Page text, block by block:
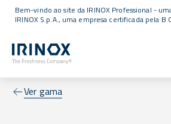
Bem-vindo ao site da IRINOX Professional -
IRINOX S.p.A., uma empresa certificada pela B
Ver gama